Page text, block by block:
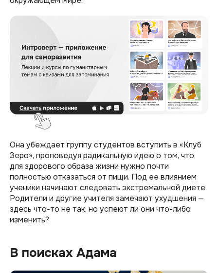
Она убеждает группу студентов вступить в «Клуб
Зеро», проповедуя радикальную идею о том, что
для здорового образа жизни нужно почти
полностью отказаться от пищи. Под ее влиянием
ученики начинают следовать экстремальной диете.
Родители и другие учителя замечают ухудшения —
здесь что-то не так, но успеют ли они что-либо
изменить?
В поисках Адама